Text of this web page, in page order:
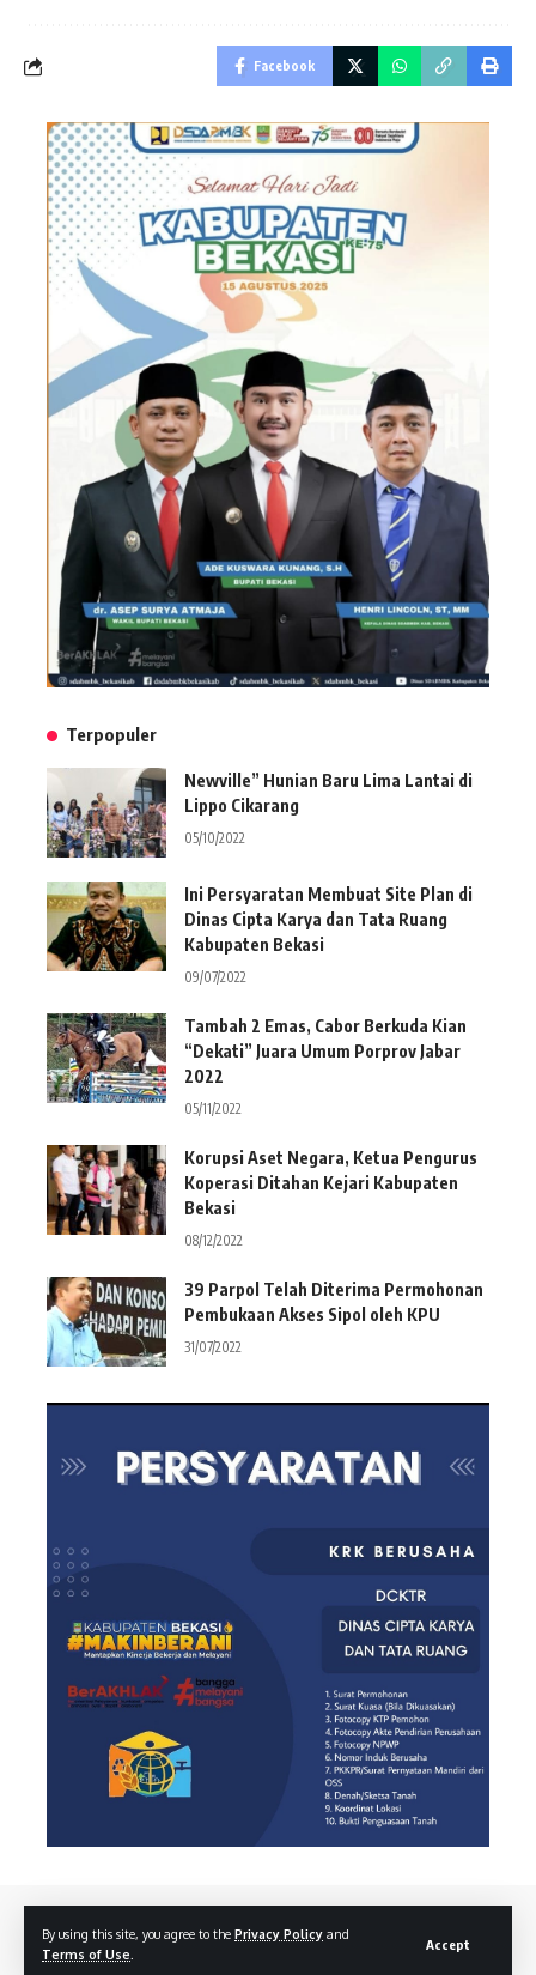
By using this site, you agree to the Privacy Policy and
Terms of Use
Accept
Facebook
Terpopuler
Newville” Hunian Baru Lima Lantai di
Lippo Cikarang
05/10/2022
Ini Persyaratan Membuat Site Plan di
Dinas Cipta Karya dan Tata Ruang
Kabupaten Bekasi
09/07/2022
Tambah 2 Emas, Cabor Berkuda Kian
“Dekati” Juara Umum Porprov Jabar
2022
05/11/2022
Korupsi Aset Negara, Ketua Pengurus
Koperasi Ditahan Kejari Kabupaten
Bekasi
08/12/2022
39 Parpol Telah Diterima Permohonan
Pembukaan Akses Sipol oleh KPU
31/07/2022